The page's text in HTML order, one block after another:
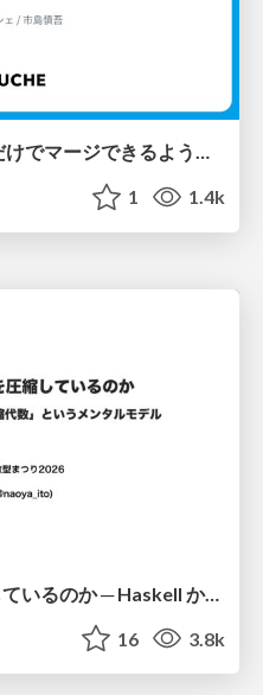
全PRの83%がAIレビューだけでマージできるようになった開発組織はその後どうなったか
1 1.4k
アルゴリズムは何を圧縮しているのか ─ Haskell から育った「圧縮代数」というメンタルモデル
16 3.8k